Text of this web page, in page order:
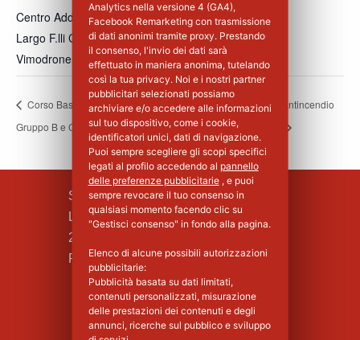
Centro Addestramento Vimodrone
Largo F.lli Cervi, 8
Vimodrone
MI 20900 Italia + Google Maps
Corso Base Primo Soccorso per Aziende di
Gruppo B e C – 2°Giorno
Corso Antincendio
SILPA S.R.L.
Largo F.lli Cervi, 8
20090 Vimodrone (MI)
Piva : 02339750966 - MI 1427008
Analytics nella versione 4 (GA4),
Facebook Remarketing con trasmissione
di dati anonimi tramite proxy. Prestando
il consenso, l'invio dei dati sarà
effettuato in maniera anonima, tutelando
così la tua privacy. Noi e i nostri partner
pubblicitari selezionati possiamo
archiviare e/o accedere alle informazioni
sul tuo dispositivo, come i cookie,
identificatori unici, dati di navigazione.
Puoi sempre scegliere gli scopi specifici
legati al profilo accedendo al pannello
delle preferenze pubblicitarie, e puoi
sempre revocare il tuo consenso in
qualsiasi momento facendo clic su
"Gestisci consenso" in fondo alla pagina.
Elenco di alcune possibili autorizzazioni
pubblicitarie:
Pubblicità basata su dati limitati,
contenuti personalizzati, misurazione
delle prestazioni dei contenuti e degli
annunci, ricerche sul pubblico e sviluppo